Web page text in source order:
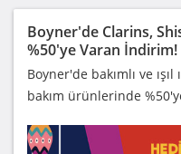
Boyner'de Clarins,
%50'ye Varan İndirim!
Boyner'de bakımlı ve
bakım ürünlerinde